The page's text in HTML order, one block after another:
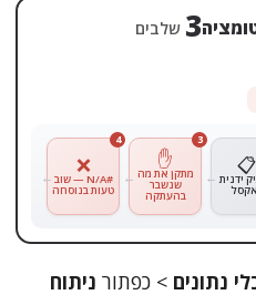
4 שלבים
4
❌
#N/A — שוב
טעות בנוסחה
3
✋
מתקן את מה
שנשבר
בהעתקה
📋
ידנית
נתונים > כפתור ניתוח